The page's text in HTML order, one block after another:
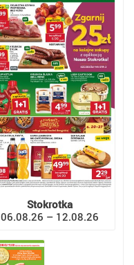
Stokrotka
06.08.26 – 12.08.26